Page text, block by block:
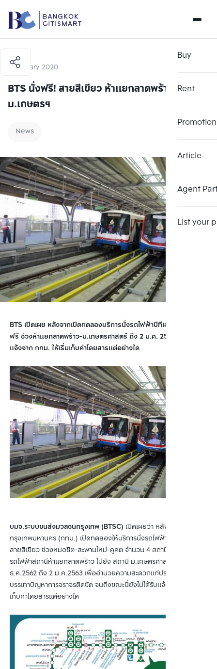
Buy
Rent
Promotion
Article
Agent
List your
6 January 2020
BTS นั่งฟรี! สายสีเขียว ห้าแยกลาดพร้าว –
ม.เกษตรฯ
News
BTS เปิดเผย หลังจากเปิดทดลองบริการนั่งรถไฟฟ้าบีทีเอสสายสีเขียว
ฟรี ช่วงห้าแยกลาดพร้าว-ม.เกษตรศาสตร์ ถึง 2 ม.ค. 2563 ยังไม่ได้รับ
แจ้งจาก กทม. ให้เริ่มเก็บค่าโดยสารแต่อย่างใด
บมจ.ระบบขนส่งมวลชนกรุงเทพ (BTSC) เปิดเผยว่า หลังจาก
กรุงเทพมหานคร (กทม.) เปิดทดลองให้บริการนั่งรถไฟฟ้าบีทีเอสฟรี
สายสีเขียว ช่วงหมอชิต-สะพานใหม่-คูคต จำนวน 4 สถานี ตั้งแต่
รถไฟฟ้าสถานีห้าแยกลาดพร้าว ไปยัง สถานี ม.เกษตรศาสตร์ เมื่อ 4
ธ.ค.2562 ถึง 2 ม.ค.2563 เพื่ออำนวยความสะดวกแก่ประชาชน และ
บรรเทาปัญหาการจราจรติดขัด จนถึงขณะนี้ยังไม่ได้รับแจ้งจาก กทม.ให้
เก็บค่าโดยสารแต่อย่างใด